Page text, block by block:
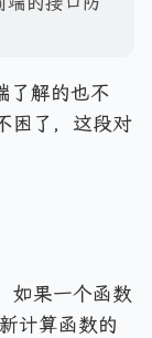
了解的也不
困了，这段对
如果一个函数
计算函数的